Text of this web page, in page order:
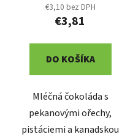
€3,10 bez DPH
€3,81
DO KOŠÍKA
Mléčná čokoláda s
pekanovými ořechy,
pistáciemi a kanadskou